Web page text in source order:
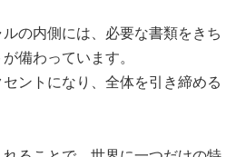
の内側には、必要な書類をきち
備わっています。
ントになり、全体を引き締める